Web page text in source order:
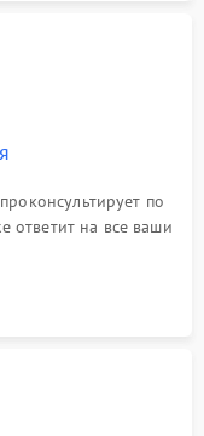
по
ответит на все ваши